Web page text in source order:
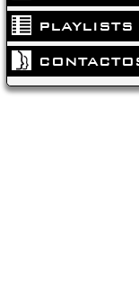
PLAYLISTS